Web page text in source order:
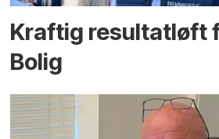
Kraftig resultatløft
Bolig